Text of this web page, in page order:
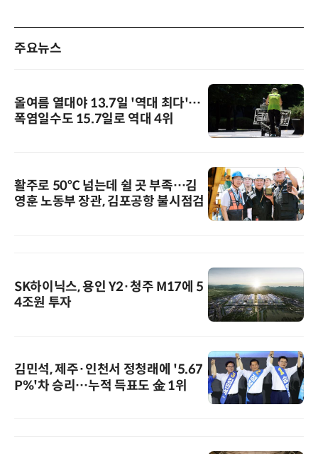
주요뉴스
올여름 열대야 13.7일 '역대 최다'…
폭염일수도 15.7일로 역대 4위
활주로 50℃ 넘는데 쉴 곳 부족…김
영훈 노동부 장관, 김포공항 불시점검
SK하이닉스, 용인 Y2·청주 M17에 5
4조원 투자
김민석, 제주·인천서 정청래에 '5.67
P%'차 승리…누적 득표도 金 1위